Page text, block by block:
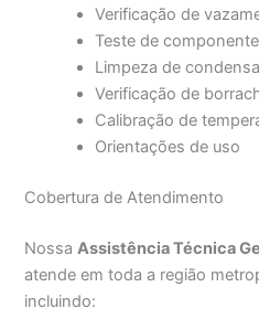
Verificação de
Teste de
Limpeza de
Verificação de
Calibração de
Orientações de uso
Cobertura de Atendimento
NossaAssistência Técnica
atende em toda a região
incluindo: